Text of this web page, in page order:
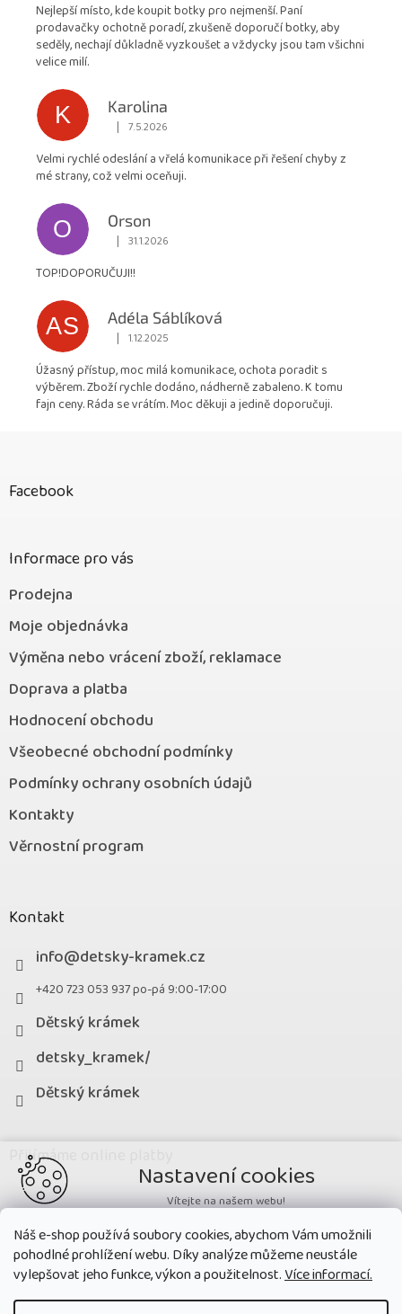
Náš e-shop používá soubory cookies, abychom Vám umožnili
pohodlné prohlížení webu. Díky analýze můžeme neustále
vylepšovat jeho funkce, výkon a použitelnost.Více informací.
4,9
z
Nejlepší místo, kde koupit botky pro nejmenší. Paní
prodavačky ochotně poradí, zkušeně doporučí botky, aby
seděly, nechají důkladně vyzkoušet a vždycky jsou tam všichni
velice milí.
K
Karolina
Hodnocení obchodu je 5 z 5 hvězdiček.
| 7.5.2026
Velmi rychlé odeslání a vřelá komunikace při řešení chyby z
mé strany, což velmi oceňuji.
O
Orson
Hodnocení obchodu je 5 z 5 hvězdiček.
| 31.1.2026
TOP!DOPORUČUJI!!
AS
Adéla Sáblíková
Hodnocení obchodu je 5 z 5 hvězdiček.
| 1.12.2025
Úžasný přístup, moc milá komunikace, ochota poradit s
výběrem. Zboží rychle dodáno, nádherně zabaleno. K tomu
fajn ceny. Ráda se vrátím. Moc děkuji a jedině doporučuji.
Facebook
Informace pro vás
Prodejna
Moje objednávka
Výměna nebo vrácení zboží, reklamace
Doprava a platba
Hodnocení obchodu
Všeobecné obchodní podmínky
Podmínky ochrany osobních údajů
Kontakty
Věrnostní program
Kontakt
info@detsky-kramek.cz
+420 723 053 937 po-pá 9:00-17:00
Dětský krámek
detsky_kramek/
Dětský krámek
Přijímáme online platby
Nastavení cookies
Vítejte na našem webu!
Potřebujeme nastavit cookies a související technologie, aby
zobrazovaný obsah odpovídal vašim potřebám a vy na webu nalezli
přesně to, co potřebujete. Soubory cookies používané na našem webu
nikdy neslouží ke zjišťování totožnosti uživatelů stránek.